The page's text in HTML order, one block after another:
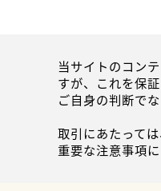
当サイトのコン
すが、これを保
ご自身の判断で
取引にあたって
重要な注意事項